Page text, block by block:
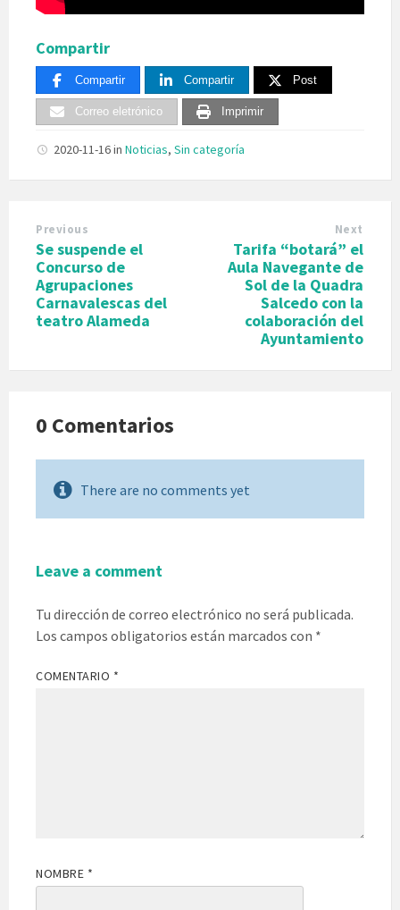
Compartir
Compartir Compartir Post
Correo eletrónico Imprimir
2020-11-16in Noticias, Sin categoría
Previous
Se suspende el
Concurso de
Agrupaciones
Carnavalescas del
teatro Alameda
Next
Tarifa “botará” el
Aula Navegante de
Sol de la Quadra
Salcedo con la
colaboración del
Ayuntamiento
0 Comentarios
There are no comments yet
Leave a comment
Tu dirección de correo electrónico no será publicada.
Los campos obligatorios están marcados con *
COMENTARIO *
NOMBRE *